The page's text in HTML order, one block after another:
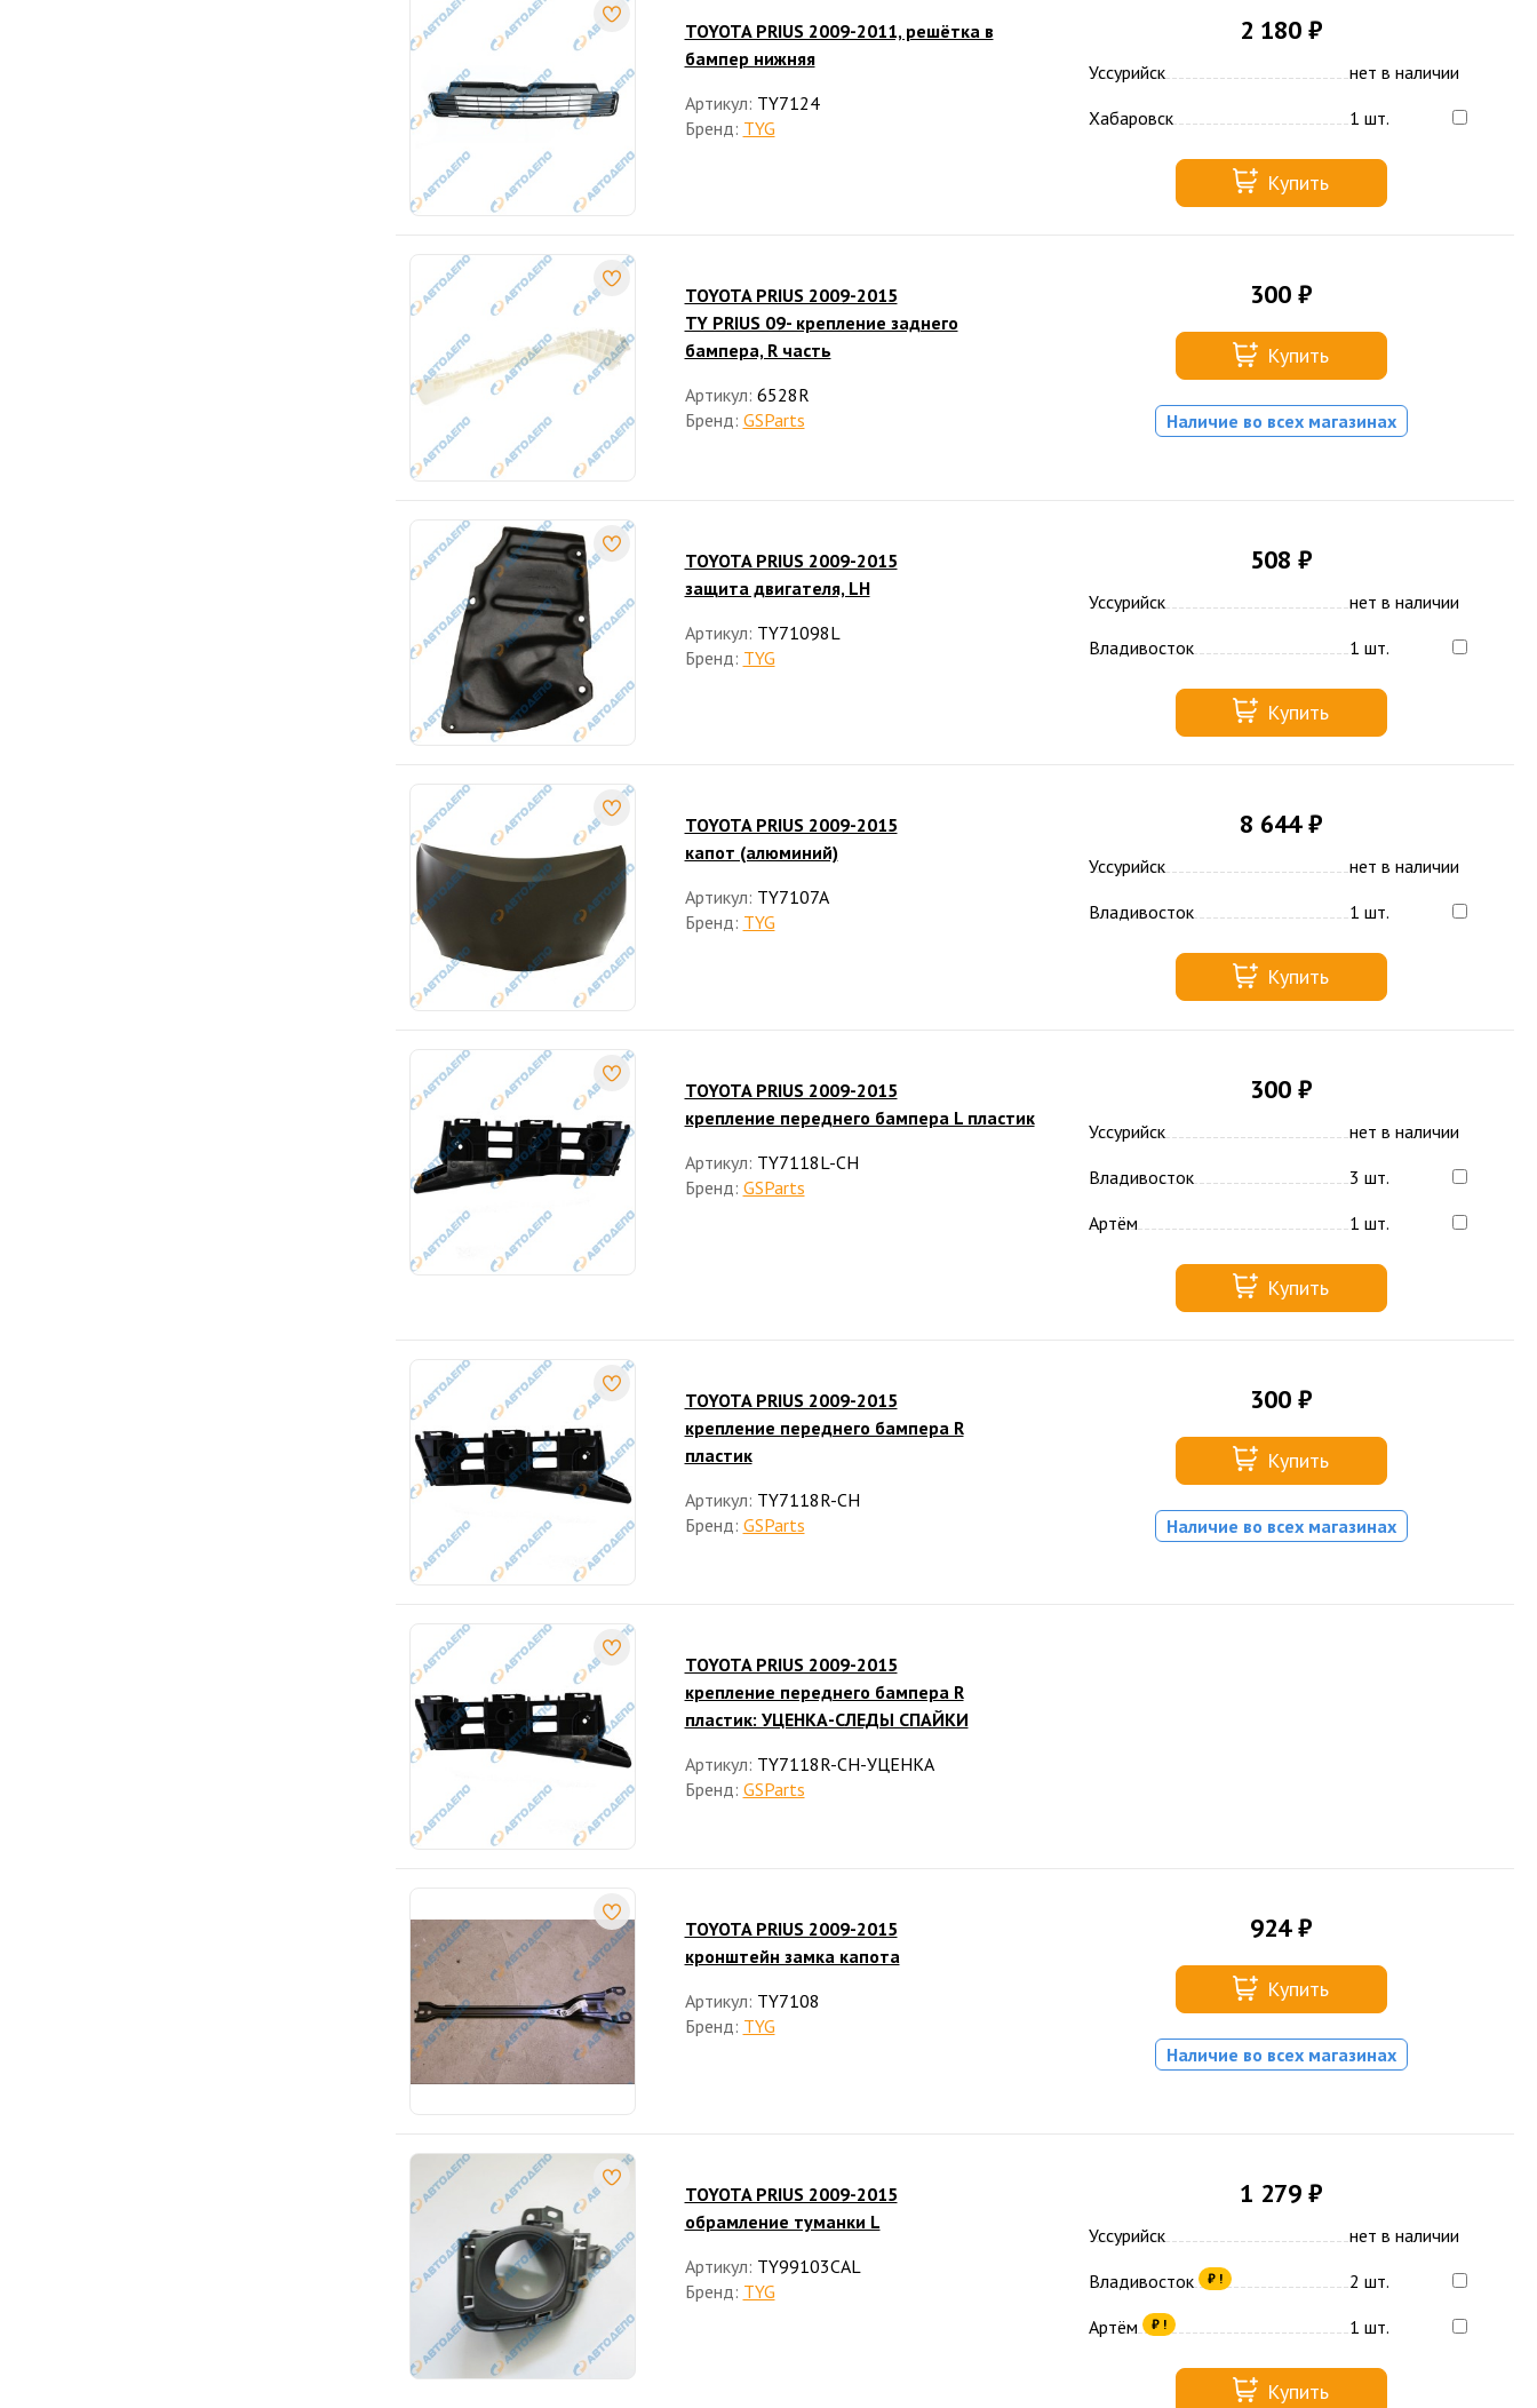
TOYOTA PRIUS 2009-2011, решётка в
бампер нижняя
Артикул: TY7124
Бренд: TYG
2 180 ₽
Уссурийск
нет в наличии
Хабаровск
1 шт.
Купить
TOYOTA PRIUS 2009-2015
TY PRIUS 09- крепление заднего
бампера, R часть
Артикул: 6528R
Бренд: GSParts
300 ₽
Купить
Наличие во всех магазинах
TOYOTA PRIUS 2009-2015
защита двигателя, LH
Артикул: TY71098L
Бренд: TYG
508 ₽
Уссурийск
нет в наличии
Владивосток
1 шт.
Купить
TOYOTA PRIUS 2009-2015
капот (алюминий)
Артикул: TY7107A
Бренд: TYG
8 644 ₽
Уссурийск
нет в наличии
Владивосток
1 шт.
Купить
TOYOTA PRIUS 2009-2015
крепление переднего бампера L пластик
Артикул: TY7118L-CH
Бренд: GSParts
300 ₽
Уссурийск
нет в наличии
Владивосток
3 шт.
Артём
1 шт.
Купить
TOYOTA PRIUS 2009-2015
крепление переднего бампера R
пластик
Артикул: TY7118R-CH
Бренд: GSParts
300 ₽
Купить
Наличие во всех магазинах
TOYOTA PRIUS 2009-2015
крепление переднего бампера R
пластик: УЦЕНКА-СЛЕДЫ СПАЙКИ
Артикул: TY7118R-CH-УЦЕНКА
Бренд: GSParts
TOYOTA PRIUS 2009-2015
кронштейн замка капота
Артикул: TY7108
Бренд: TYG
924 ₽
Купить
Наличие во всех магазинах
TOYOTA PRIUS 2009-2015
обрамление туманки L
Артикул: TY99103CAL
Бренд: TYG
1 279 ₽
Уссурийск
нет в наличии
Владивосток
₽ !
2 шт.
Артём
₽ ! 1 шт.
Купить